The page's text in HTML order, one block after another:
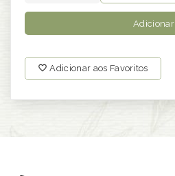
Adicionar
Adicionar aos Favoritos